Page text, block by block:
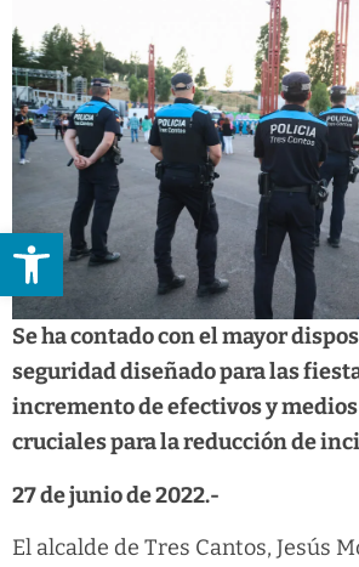
Abrir barra de
Se ha contado con el mayor
seguridad diseñado para las
incremento de efectivos y
cruciales para la reducción de
27 de junio de 2022.-
El alcalde de Tres Cantos, Jesús